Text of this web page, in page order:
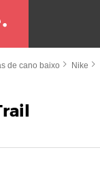
de cano baixo Nike